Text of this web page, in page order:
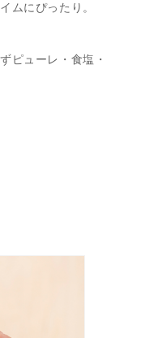
ムにぴったり。
ピューレ・食塩・